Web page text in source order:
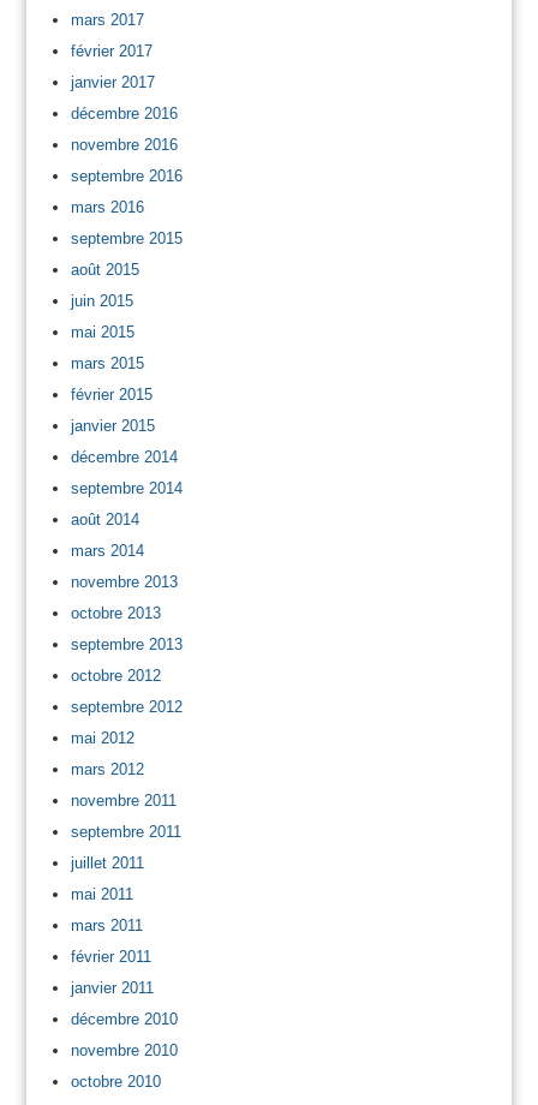
mars 2017
février 2017
janvier 2017
décembre 2016
novembre 2016
septembre 2016
mars 2016
septembre 2015
août 2015
juin 2015
mai 2015
mars 2015
février 2015
janvier 2015
décembre 2014
septembre 2014
août 2014
mars 2014
novembre 2013
octobre 2013
septembre 2013
octobre 2012
septembre 2012
mai 2012
mars 2012
novembre 2011
septembre 2011
juillet 2011
mai 2011
mars 2011
février 2011
janvier 2011
décembre 2010
novembre 2010
octobre 2010